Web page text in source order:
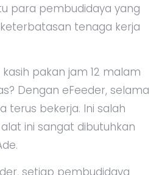
para pembudidaya yang
tenaga kerja
pakan jam 12 malam
Dengan eFeeder, selama
terus bekerja. Ini salah
ini sangat dibutuhkan
setiap pembudidaya